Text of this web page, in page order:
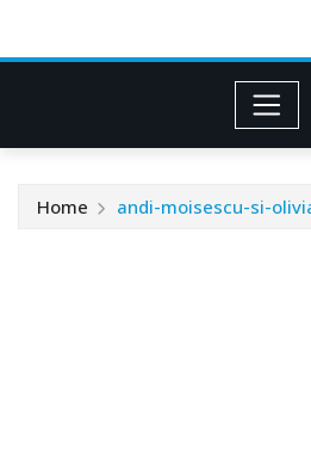
Home andi-moisescu-si-